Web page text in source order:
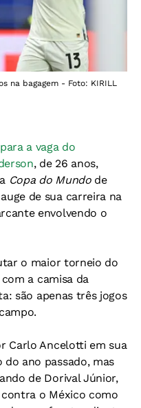
na bagagem - Foto: KIRILL
a vaga do
, de 26 anos,
Copa do Mundode
de sua carreira na
envolvendo o
o maior torneio do
a camisa da
são apenas três jogos
Carlo Ancelotti em sua
ano passado, mas
de Dorival Júnior,
o México como